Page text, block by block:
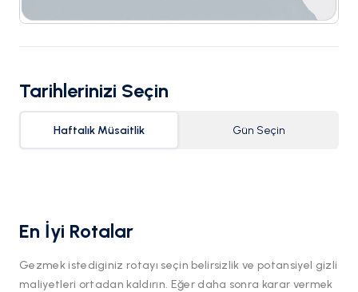
Tarihlerinizi Seçin
Haftalık Müsaitlik Gün Seçin
En İyi Rotalar
Gezmek istediginiz rotayı seçin belirsizlik ve potansiyel gizli
maliyetleri ortadan kaldırın. Eğer daha sonra karar vermek